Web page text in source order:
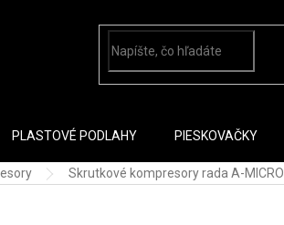
PLASTOVÉ PODLAHY PIESKOVAČKY
Skrutkové kompresory rada A-MICRO